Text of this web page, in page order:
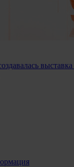
выставка